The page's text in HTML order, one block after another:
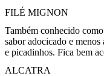
FILÉ MIGNON
Também conhecido
sabor adocicado e
e picadinhos. Fica bem
ALCATRA